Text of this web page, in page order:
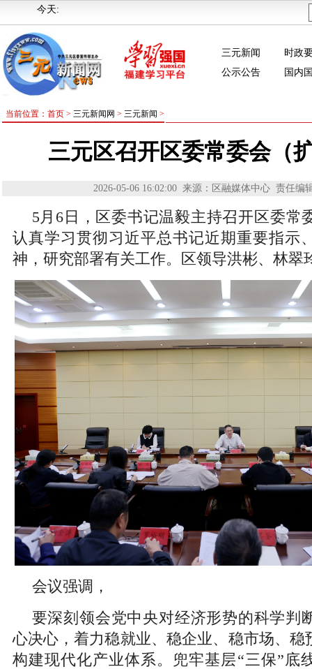
今天:
三元新闻
时政
公示公告
国内
当前位置：首页 > 三元新闻网 > 三元新闻 >
三元区召开区委常委会（
2026-05-06 16:02:00 来源：区融媒体中心 责任编
5月6日，区委书记温毅主持召开区委常
认真学习贯彻习近平总书记近期重要指示
神，研究部署有关工作。区领导洪彬、林翠
会议强调，
要深刻领会党中央对经济形势的科学判
心决心，着力稳就业、稳企业、稳市场、稳
构建现代化产业体系。兜牢基层“三保”底